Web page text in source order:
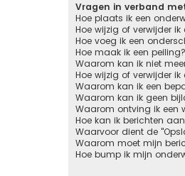
Vragen in verband
Hoe plaats ik een
Hoe wijzig of verwijder ik
Hoe voeg ik een
Hoe maak ik een peiling?
Waarom kan ik niet
Hoe wijzig of verwijder ik
Waarom kan ik een
Waarom kan ik geen
Waarom ontving ik een
Hoe kan ik berichten
Waarvoor dient de
Waarom moet mijn
Hoe bump ik mijn